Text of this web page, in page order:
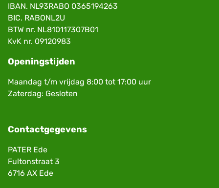
IBAN. NL93RABO 0365194263
BIC. RABONL2U
BTW nr. NL810117307B01
KvK nr. 09120983
Openingstijden
Maandag t/m vrijdag 8:00 tot 17:00 uur
Zaterdag: Gesloten
Contactgegevens
PATER Ede
Fultonstraat 3
6716 AX Ede